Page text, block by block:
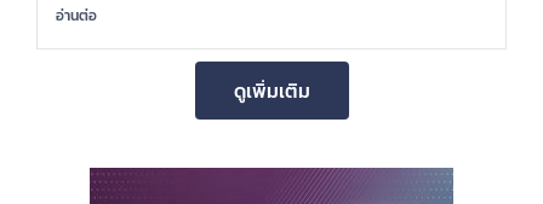
อ่านต่อ
ดูเพิ่มเติม